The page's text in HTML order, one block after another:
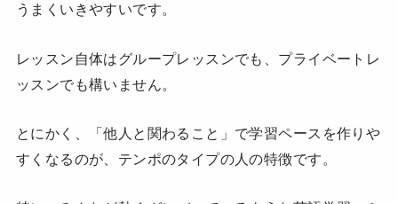
うまくいきやすいです。
レッスン自体はグループレッスンでも、プライベートレ
ッスンでも構いません。
とにかく、「他人と関わること」で学習ペースを作りや
すくなるのが、テンポのタイプの人の特徴です。